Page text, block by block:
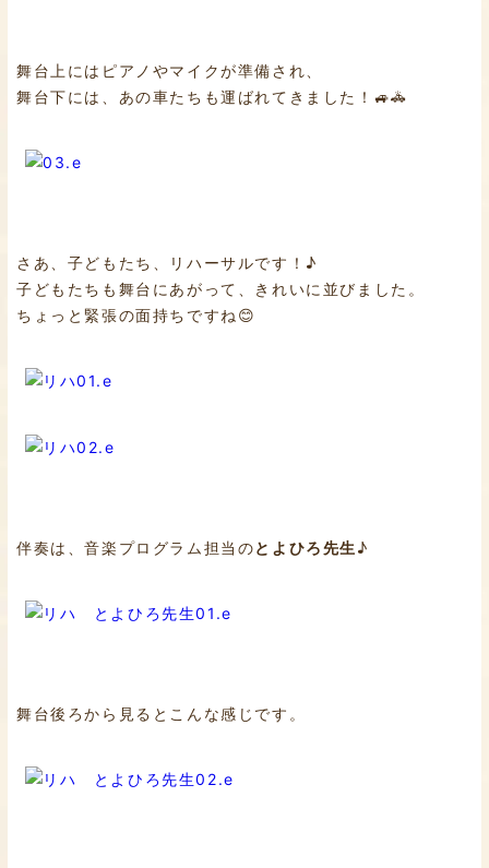
舞台上にはピアノやマイクが準備され、
舞台下には、あの車たちも運ばれてきました！🚙🚓
さあ、子どもたち、リハーサルです！♪
子どもたちも舞台にあがって、きれいに並びました。
ちょっと緊張の面持ちですね😊
伴奏は、音楽プログラム担当のとよひろ先生 ♪
舞台後ろから見るとこんな感じです。